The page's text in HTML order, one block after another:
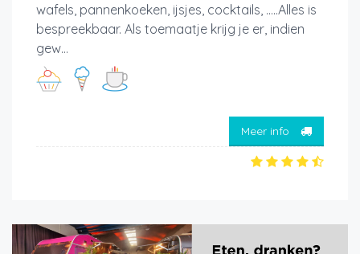
wafels, pannenkoeken, ijsjes, cocktails, .....Alles is
bespreekbaar. Als toemaatje krijg je er, indien
gew...
Meer info